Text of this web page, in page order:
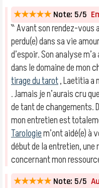
★★★★★ Note: 5/5
‶ Avant son rendez-
perdu(e) dans sa vie
d’espoir. Son analyse
dans le domaine de mon
tirage du tarot, Laetitia a
. Jamais je n’aurais cru
de tant de changements.
mon entretien est
Tarologiem’ont aidé(e) à
début de la entretien, une
concernant mon
★★★★★ Note: 5/5